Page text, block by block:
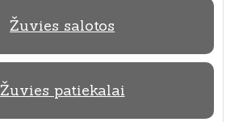
Žuvies salotos
Žuvies patiekalai